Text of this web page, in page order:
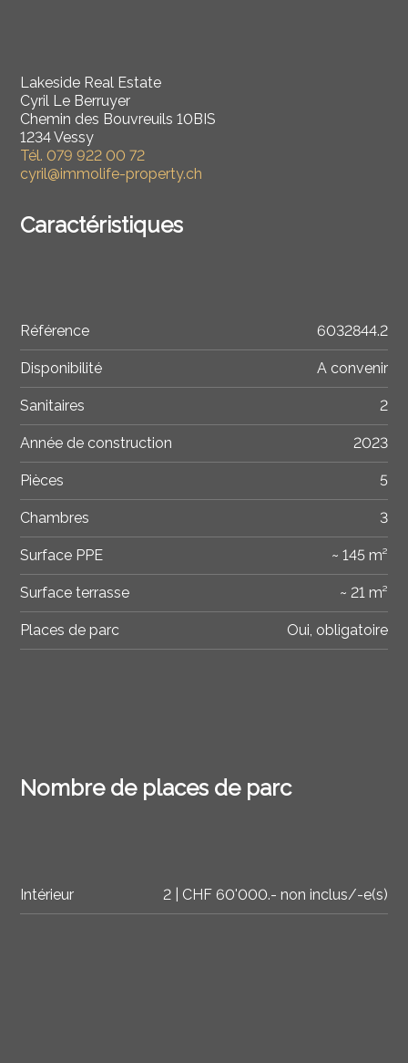
Lakeside Real Estate
Cyril Le Berruyer
Chemin des Bouvreuils 10BIS
1234 Vessy
Tél.079 922 00 72
cyril@immolife-property.ch
Caractéristiques
Référence 6032844.2
Disponibilité A convenir
Sanitaires 2
Année de construction 2023
Pièces 5
Chambres 3
Surface PPE ~ 145 m²
Surface terrasse ~ 21 m²
Places de parc Oui, obligatoire
Nombre de places de parc
Intérieur 2 | CHF 60'000.- non inclus/-e(s)